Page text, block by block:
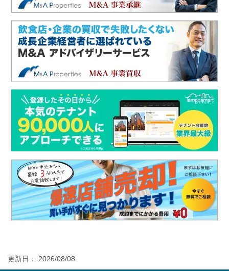
更新日： 2026/08/08